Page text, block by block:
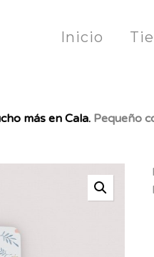
Inicio
más en Cala. Pequeño